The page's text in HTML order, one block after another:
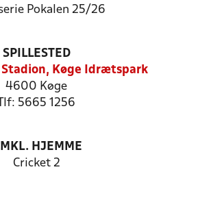
Pokalen 25/26
SPILLESTED
Stadion, Køge Idrætspark
4600 Køge
Tlf: 5665 1256
HJEMME
Cricket 2